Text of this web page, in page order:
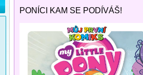
PONÍCI KAM SE PODÍVÁŠ!